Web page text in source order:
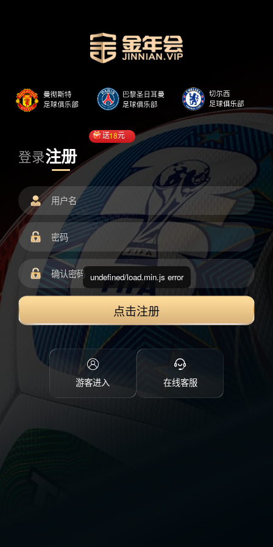
登录注册
送18元
点击注册
游客进入 在线客服
undefined/load.min.js error